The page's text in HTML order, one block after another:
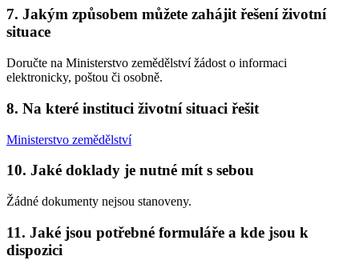
7. Jakým způsobem můžete zahájit řešení životní
situace
Doručte na Ministerstvo zemědělství žádost o informaci
elektronicky, poštou či osobně.
8. Na které instituci životní situaci řešit
Ministerstvo zemědělství
10. Jaké doklady je nutné mít s sebou
Žádné dokumenty nejsou stanoveny.
11. Jaké jsou potřebné formuláře a kde jsou k
dispozici